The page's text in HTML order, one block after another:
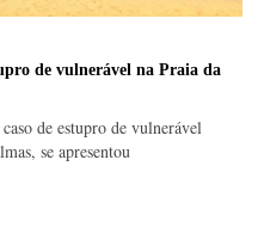
de vulnerável na Praia da
de estupro de vulnerável
se apresentou